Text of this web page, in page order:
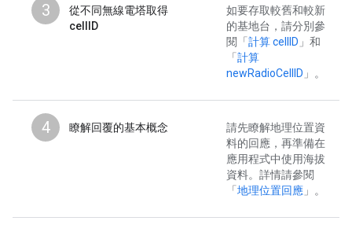
3
從不同無線電塔取得
cellID
如要存取較舊和較新
的基地台，請分別參
閱「 計算 cellID 」和
「 計算
newRadioCellID 」。
4 瞭解回覆的基本概念
請先瞭解地理位置資
料的回應，再準備在
應用程式中使用海拔
資料。詳情請參閱
「 地理位置回應 」。